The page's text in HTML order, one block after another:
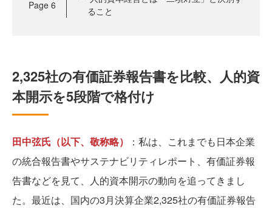
Page 6
ること
2,325社の有価証券報告書を比較、人的資
本開示を5段階で格付け
田中弦氏（以下、敬称略）
：私は、これまでも日本企業
の統合報告書やサステナビリティレポート、有価証券報
告書などを見て、人的資本開示の動向を追ってきまし
た。最近は、国内の3月決算企業2,325社の有価証券報告